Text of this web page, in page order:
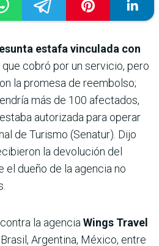
estafa vinculada con
que cobró por un servicio, pero
la promesa de reembolso;
más de 100 afectados,
autorizada para operar
de Turismo (Senatur). Dijo
la devolución del
el dueño de la agencia no
la agenciaWings Travel
Argentina, México, entre